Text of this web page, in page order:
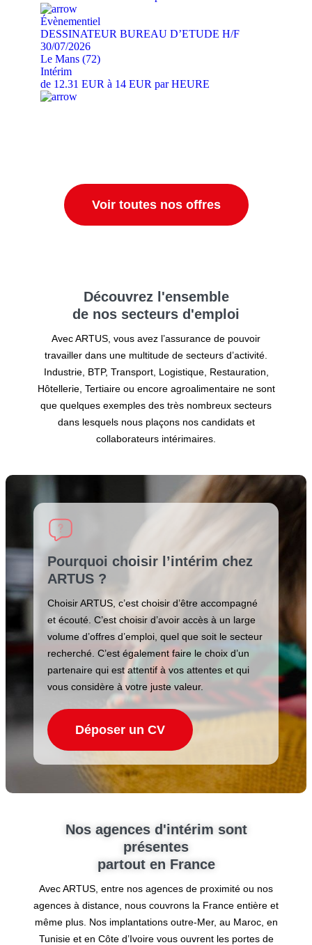
Évènementiel
DESSINATEUR BUREAU D’ETUDE H/F
30/07/2026
Le Mans (72)
Intérim
de 12.31 EUR à 14 EUR par HEURE
Voir toutes nos offres
Découvrez l'ensemble
de nos secteurs d'emploi
Avec ARTUS, vous avez l’assurance de pouvoir
travailler dans une multitude de secteurs d’activité.
Industrie, BTP, Transport, Logistique, Restauration,
Hôtellerie, Tertiaire ou encore agroalimentaire ne sont
que quelques exemples des très nombreux secteurs
dans lesquels nous plaçons nos candidats et
collaborateurs intérimaires.
Pourquoi choisir l’intérim chez
ARTUS ?
Choisir ARTUS, c’est choisir d’être accompagné
et écouté. C’est choisir d’avoir accès à un large
volume d’offres d’emploi, quel que soit le secteur
recherché. C’est également faire le choix d’un
partenaire qui est attentif à vos attentes et qui
vous considère à votre juste valeur.
Déposer un CV
Nos agences d'intérim sont
présentes
partout en France
Avec ARTUS, entre nos agences de proximité ou nos
agences à distance, nous couvrons la France entière et
même plus. Nos implantations outre-Mer, au Maroc, en
Tunisie et en Côte d’Ivoire vous ouvrent les portes de